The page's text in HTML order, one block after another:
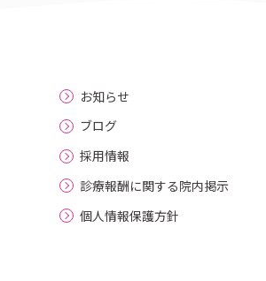
お知らせ
ブログ
採用情報
診療報酬に関する院内掲示
個人情報保護方針